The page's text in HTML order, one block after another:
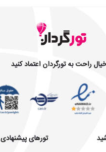
راحت به تورگردان اعتماد کنید
تورهای پیشنهادی